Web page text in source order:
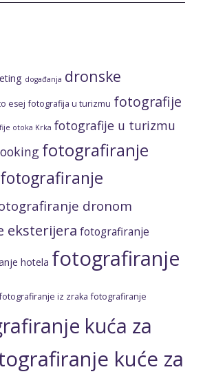
događanja dronske
esej fotografija u turizmu fotografije
otoka Krka fotografije u turizmu
fotografiranje
fotografiranje
dronom
eksterijera fotografiranje
hotela fotografiranje
fotografiranje iz zraka fotografiranje
kuća za
kuće za